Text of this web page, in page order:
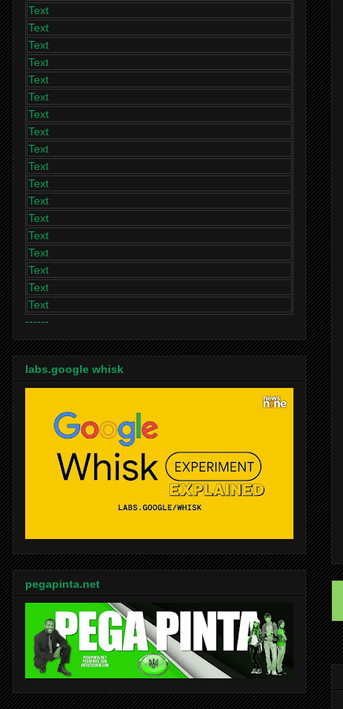
Text
Text
Text
Text
Text
Text
Text
Text
Text
Text
Text
Text
Text
Text
Text
Text
Text
Text
------
labs.google whisk
pegapinta.net